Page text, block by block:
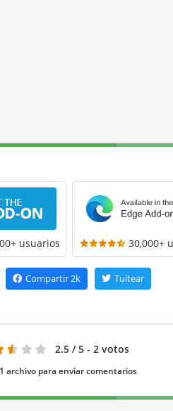
usuarios 30,000+
Compartir2k Tuitear
2.5 / 5 - 2 votos
archivo para enviar comentarios